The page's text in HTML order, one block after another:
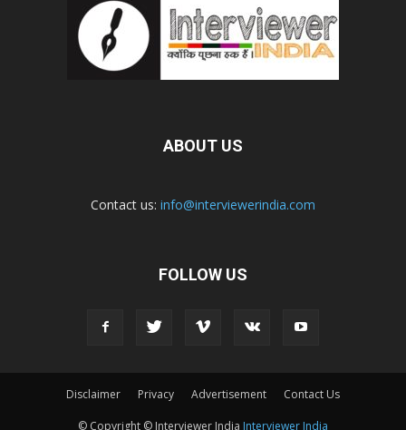
ABOUT US
Contact us: info@interviewerindia.com
FOLLOW US
Disclaimer Privacy Advertisement Contact Us
© Copyright © Interviewer India Interviewer India